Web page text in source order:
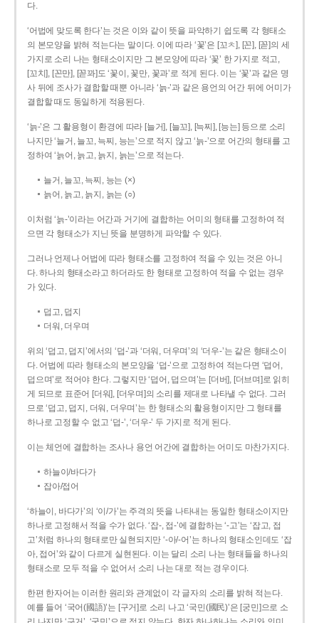
다.
‘어법에 맞도록 한다’는 것은 이와 같이 뜻을 파악하기 쉽도록 각 형태소
의 본모양을 밝혀 적는다는 말이다. 이에 따라 ‘꽃’은 [꼬ㅊ], [꼰], [꼳]의 세
가지로 소리 나는 형태소이지만 그 본모양에 따라 ‘꽃’ 한 가지로 적고,
[꼬치], [꼰만], [꼳꽈]도 ‘꽃이, 꽃만, 꽃과’로 적게 된다. 이는 ‘꽃’과 같은 명
사 뒤에 조사가 결합할 때뿐 아니라 ‘늙-’과 같은 용언의 어간 뒤에 어미가
결합할 때도 동일하게 적용된다.
‘늙-’은 그 활용형이 환경에 따라 [늘거], [늘꼬], [늑찌], [능는] 등으로 소리
나지만 ‘늘거, 늘꼬, 늑찌, 능는’으로 적지 않고 ‘늙-’으로 어간의 형태를 고
정하여 ‘늙어, 늙고, 늙지, 늙는’으로 적는다.
늘거, 늘꼬, 늑찌, 능는 (×)
늙어, 늙고, 늙지, 늙는 (○)
이처럼 ‘늙-­’이라는 어간과 거기에 결합하는 어미의 형태를 고정하여 적
으면 각 형태소가 지닌 뜻을 분명하게 파악할 수 있다.
그러나 언제나 어법에 따라 형태소를 고정하여 적을 수 있는 것은 아니
다. 하나의 형태소라고 하더라도 한 형태로 고정하여 적을 수 없는 경우
가 있다.
덥고, 덥지
더워, 더우며
위의 ‘덥고, 덥지’에서의 ‘덥-­’과 ‘더워, 더우며’의 ‘더우-­’는 같은 형태소이
다. 어법에 따라 형태소의 본모양을 ‘덥-­’으로 고정하여 적는다면 ‘덥어,
덥으며’로 적어야 한다. 그렇지만 ‘덥어, 덥으며’는 [더버], [더브며]로 읽히
게 되므로 표준어 [더워], [더우며]의 소리를 제대로 나타낼 수 없다. 그러
므로 ‘덥고, 덥지, 더워, 더우며’는 한 형태소의 활용형이지만 그 형태를
하나로 고정할 수 없고 ‘덥-’, ‘더우-’ 두 가지로 적게 된다.
이는 체언에 결합하는 조사나 용언 어간에 결합하는 어미도 마찬가지다.
하늘이/바다가
잡아/접어
‘하늘이, 바다가’의 ‘이/가’는 주격의 뜻을 나타내는 동일한 형태소이지만
하나로 고정해서 적을 수가 없다. ‘잡-, 접-’에 결합하는 ‘-고’는 ‘잡고, 접
고’처럼 하나의 형태로만 실현되지만 ‘-아/-어’는 하나의 형태소인데도 ‘잡
아, 접어’와 같이 다르게 실현된다. 이는 달리 소리 나는 형태들을 하나의
형태소로 모두 적을 수 없어서 소리 나는 대로 적는 경우이다.
한편 한자어는 이러한 원리와 관계없이 각 글자의 소리를 밝혀 적는다.
예를 들어 ‘국어(國語)’는 [구거]로 소리 나고 ‘국민(國民)’은 [궁민]으로 소